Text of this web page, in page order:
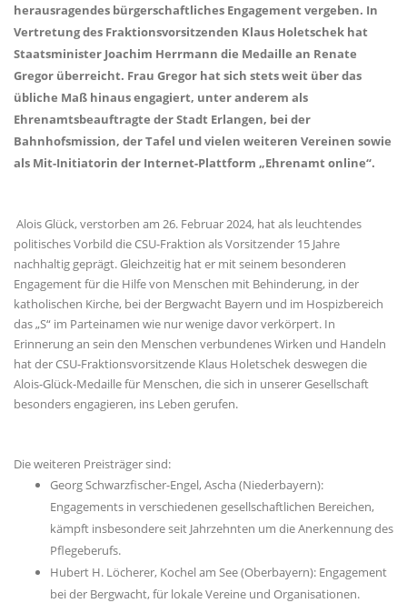
herausragendes bürgerschaftliches Engagement vergeben. In
Vertretung des Fraktionsvorsitzenden Klaus Holetschek hat
Staatsminister Joachim Herrmann die Medaille an Renate
Gregor überreicht. Frau Gregor hat sich stets weit über das
übliche Maß hinaus engagiert, unter anderem als
Ehrenamtsbeauftragte der Stadt Erlangen, bei der
Bahnhofsmission, der Tafel und vielen weiteren Vereinen sowie
als Mit-Initiatorin der Internet-Plattform „Ehrenamt online“.
Alois Glück, verstorben am 26. Februar 2024, hat als leuchtendes
politisches Vorbild die CSU-Fraktion als Vorsitzender 15 Jahre
nachhaltig geprägt. Gleichzeitig hat er mit seinem besonderen
Engagement für die Hilfe von Menschen mit Behinderung, in der
katholischen Kirche, bei der Bergwacht Bayern und im Hospizbereich
das „S“ im Parteinamen wie nur wenige davor verkörpert. In
Erinnerung an sein den Menschen verbundenes Wirken und Handeln
hat der CSU-Fraktionsvorsitzende Klaus Holetschek deswegen die
Alois-Glück-Medaille für Menschen, die sich in unserer Gesellschaft
besonders engagieren, ins Leben gerufen.
Die weiteren Preisträger sind:
Georg Schwarzfischer-Engel, Ascha (Niederbayern):
Engagements in verschiedenen gesellschaftlichen Bereichen,
kämpft insbesondere seit Jahrzehnten um die Anerkennung des
Pflegeberufs.
Hubert H. Löcherer, Kochel am See (Oberbayern): Engagement
bei der Bergwacht, für lokale Vereine und Organisationen.